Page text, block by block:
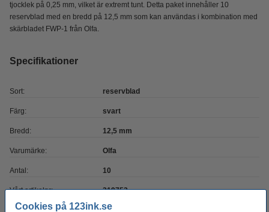
Cookies på 123ink.se
tjocklek på 0,25 mm, vilket är extremt tunt. Detta paket innehåller 10
reservblad med en bredd på 12,5 mm som kan användas i kombination med
skärbladet FWP-1 från Olfa.
Specifikationer
Sort: reservblad
Färg: svart
Bredd: 12,5 mm
Varumärke: Olfa
Antal: 10
Vårt artikelnr: 219752